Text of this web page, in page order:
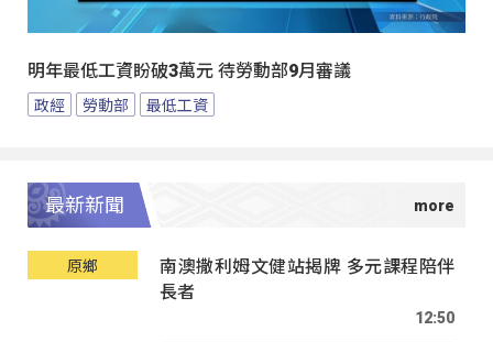
明年最低工資盼破3萬元 待勞動部9月審議
政經 勞動部 最低工資
最新新聞
原鄉
南澳撒利姆文健站揭牌 多元課程陪伴
長者
12:50